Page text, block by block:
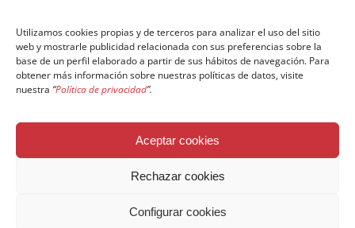
Utilizamos cookies propias y de terceros para analizar el uso del sitio
web y mostrarle publicidad relacionada con sus preferencias sobre la
base de un perfil elaborado a partir de sus hábitos de navegación. Para
obtener más información sobre nuestras políticas de datos, visite
nuestra “Política de privacidad”.
Aceptar cookies
Rechazar cookies
Configurar cookies
© Copyright Fundación Comillas
Política de cookies
Aviso legal